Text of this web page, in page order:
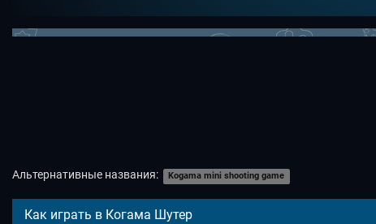
Альтернативные названия: Kogama mini shooting game
Как играть в Когама Шутер